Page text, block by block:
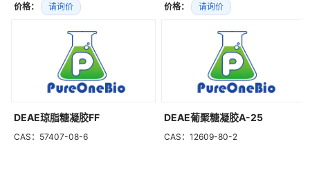
价格： 请询价 价格： 请询价
DEAE琼脂糖凝胶FF
CAS：57407-08-6
DEAE葡聚糖凝胶A-25
CAS：12609-80-2